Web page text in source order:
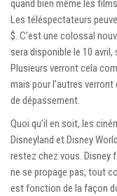
quand bien même les
Les téléspectateurs
$. C’est une colossal
sera disponible le 10
Plusieurs verront cela
mais pour l’autres
de dépassement.
Quoi qu’il en soit, les
Disneyland et Disney
restez chez vous. Disney
ne se propage pas, tout
est fonction de la façon